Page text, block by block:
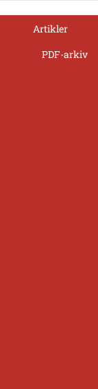
to
contentArtikler
PDF-arkiv